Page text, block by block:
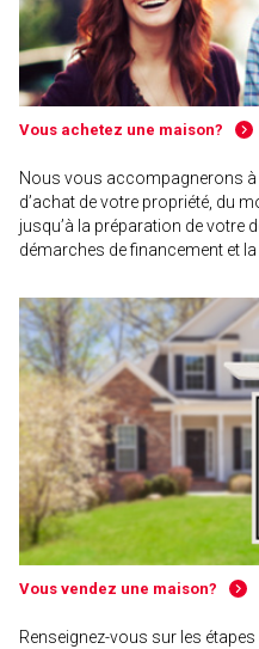
Vous achetez une maison?
Nous vous accompagnerons
d’achat de votre propriété, du
jusqu’à la préparation de votre
démarches de financement et
Vous vendez une maison?
Renseignez-vous sur les